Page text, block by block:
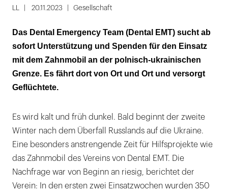
20.11.2023 Gesellschaft
Das Dental Emergency Team (Dental EMT) sucht ab
sofort Unterstützung und Spenden für den Einsatz
mit dem Zahnmobil an der polnisch-ukrainischen
Grenze. Es fährt dort von Ort und Ort und versorgt
Geflüchtete.
Es wird kalt und früh dunkel. Bald beginnt der zweite
Winter nach dem Überfall Russlands auf die Ukraine.
Eine besonders anstrengende Zeit für Hilfsprojekte wie
das Zahnmobil des Vereins von Dental EMT. Die
Nachfrage war von Beginn an riesig, berichtet der
Verein: In den ersten zwei Einsatzwochen wurden 350